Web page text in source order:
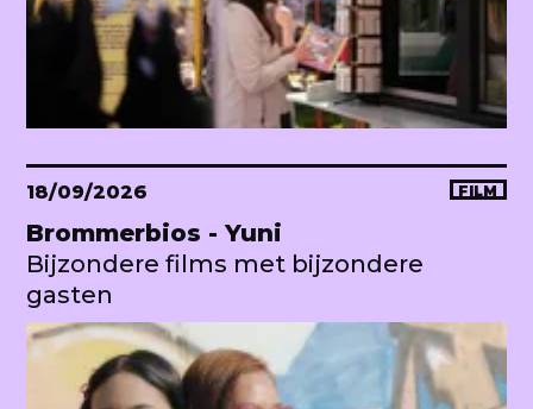
18/09/2026 FILM
Brommerbios - Yuni
Bijzondere films met bijzondere
gasten